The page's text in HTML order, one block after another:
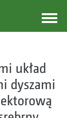
układ
dyszami